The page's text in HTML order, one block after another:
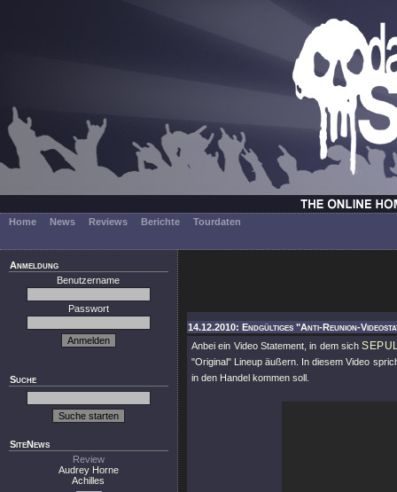
Home News Reviews Berichte Tourdaten
Anmeldung
Benutzername
Passwort
Suche
SiteNews
Review
Audrey Horne
Achilles
14.12.2010: Endgültiges "Anti-Reunion-
Anbei ein Video Statement, in dem sich
"Original" Lineup äußern. In diesem Video
in den Handel kommen soll.